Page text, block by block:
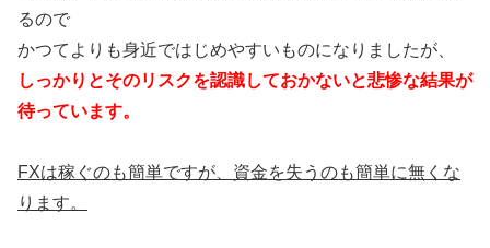
るので
かつてよりも身近ではじめやすいものになりましたが、
しっかりとそのリスクを認識しておかないと悲惨な結果が
待っています。
FXは稼ぐのも簡単ですが、資金を失うのも簡単に無くな
ります。